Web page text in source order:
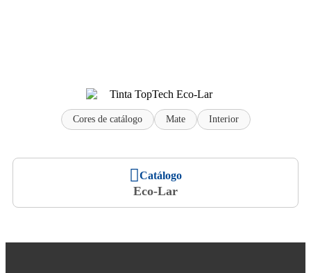
Cores de catálogo Mate Interior
Catálogo
Eco-Lar